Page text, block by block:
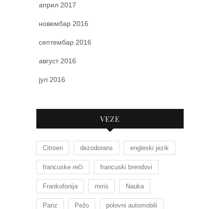
април 2017
новембар 2016
септембар 2016
август 2016
јул 2016
VEZE
Citroen dezodorans engleski jezik
francuske reči francuski brendovi
Frankofonija miris Nauka
Pariz Pežo polovni automobili